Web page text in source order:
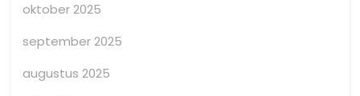
oktober 2025
september 2025
augustus 2025